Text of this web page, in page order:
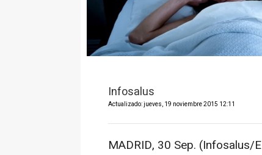
Infosalus
Actualizado: jueves, 19 noviembre 2015 12:11
MADRID, 30 Sep. (Infosalus/